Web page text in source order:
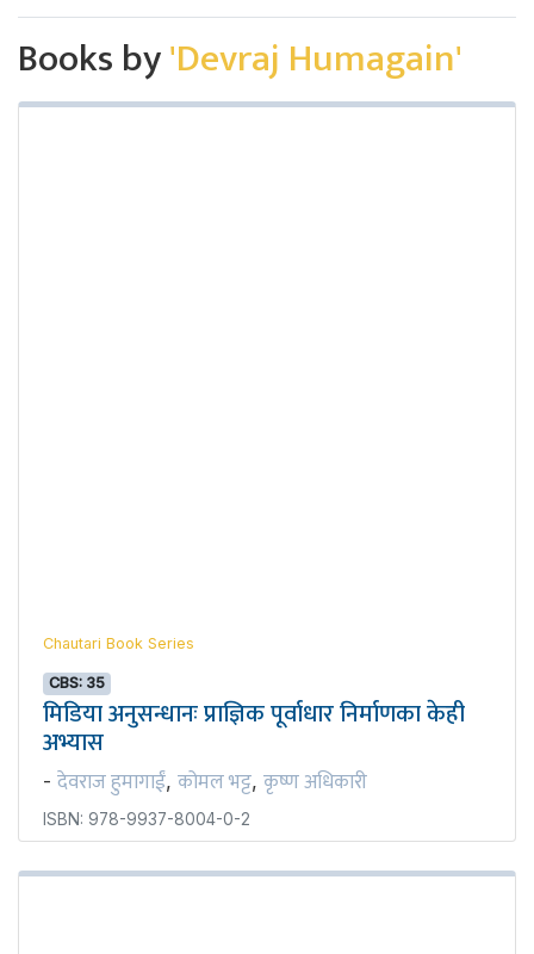
Books by'Devraj Humagain'
Chautari Book Series
CBS: 35
मिडिया अनुसन्धानः प्राज्ञिक पूर्वाधार निर्माणका केही
अभ्यास
- देवराज हुमागाईं, कोमल भट्ट, कृष्ण अधिकारी
ISBN: 978-9937-8004-0-2